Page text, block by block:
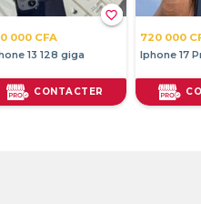
720 000 CFA
Iphone 17 Pro max
CONTACTER
favorite_border
249 900